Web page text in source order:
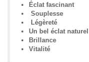
Éclat fascinant
Souplesse
Légèreté
Un bel éclat naturel
Brillance
Vitalité